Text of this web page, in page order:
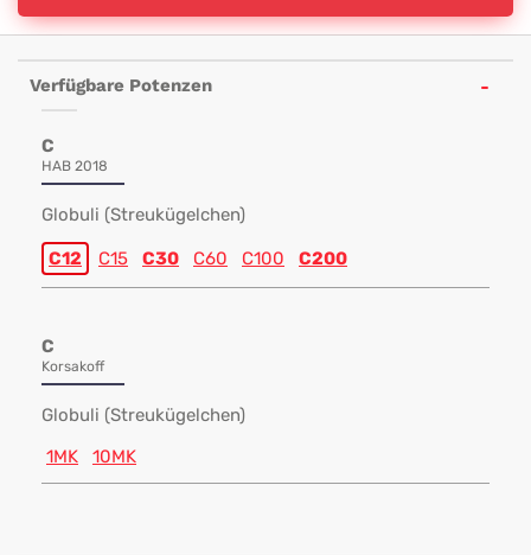
Verfügbare Potenzen
C
HAB 2018
Globuli (Streukügelchen)
C12 C15 C30 C60 C100 C200
C
Korsakoff
Globuli (Streukügelchen)
1MK
10MK